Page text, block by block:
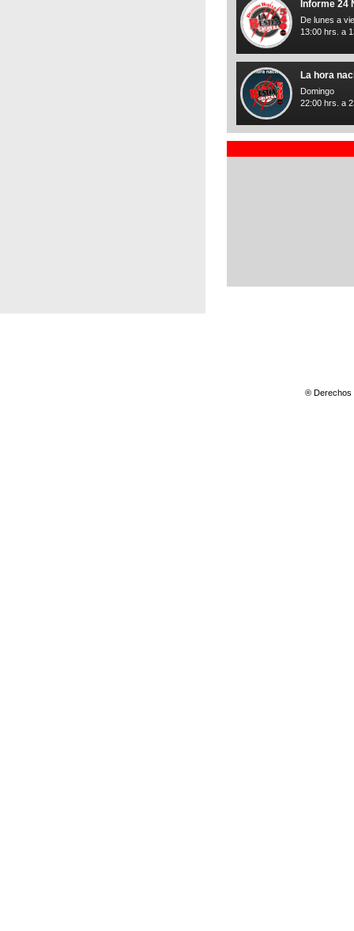
Informe 24
De lunes a
13:00 hrs. a
La hora
Domingo
22:00 hrs. a
® Derechos